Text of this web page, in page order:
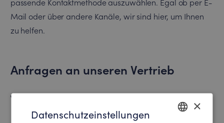
passende Kontaktmethode auszuwählen. Egal ob per E-
Mail oder über andere Kanäle, wir sind hier, um Ihnen
zu helfen.
Anfragen an unseren Vertrieb
Falls Sie Interesse an SalesViewer® haben und
Kunde werden möchten, steht unser Vertriebsteam
×
Datenschutzeinstellungen